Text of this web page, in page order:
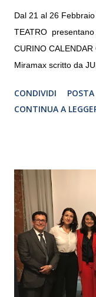
Dal 21 al 26
TEATRO presentano
CURINO
Miramax scritto da
CRISTINA PEZZOLI
CONDIVIDI
CONTINUA A